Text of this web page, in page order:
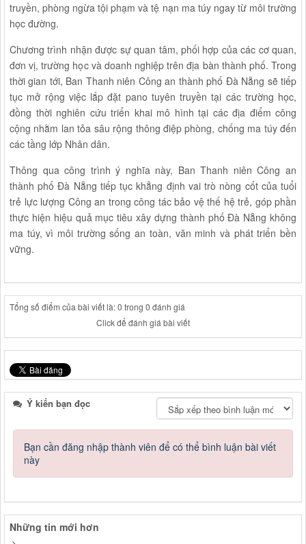
truyền, phòng ngừa tội phạm và tệ nạn ma túy ngay từ môi trường
học đường.
Chương trình nhận được sự quan tâm, phối hợp của các cơ quan,
đơn vị, trường học và doanh nghiệp trên địa bàn thành phố. Trong
thời gian tới, Ban Thanh niên Công an thành phố Đà Nẵng sẽ tiếp
tục mở rộng việc lắp đặt pano tuyên truyền tại các trường học,
đồng thời nghiên cứu triển khai mô hình tại các địa điểm công
cộng nhằm lan tỏa sâu rộng thông điệp phòng, chống ma túy đến
các tầng lớp Nhân dân.
Thông qua công trình ý nghĩa này, Ban Thanh niên Công an
thành phố Đà Nẵng tiếp tục khẳng định vai trò nòng cốt của tuổi
trẻ lực lượng Công an trong công tác bảo vệ thế hệ trẻ, góp phần
thực hiện hiệu quả mục tiêu xây dựng thành phố Đà Nẵng không
ma túy, vì môi trường sống an toàn, văn minh và phát triển bền
vững.
Tổng số điểm của bài viết là: 0 trong 0 đánh giá
Click để đánh giá bài viết
Ý kiến bạn đọc
Bạn cần đăng nhập thành viên để có thể bình luận bài viết
này
Những tin mới hơn